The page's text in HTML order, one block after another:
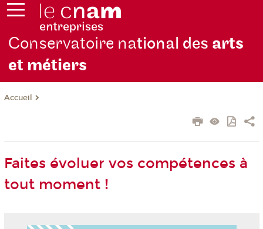
Conservatoire national des arts
et métiers
Accueil
Faites évoluer vos compétences à
tout moment !